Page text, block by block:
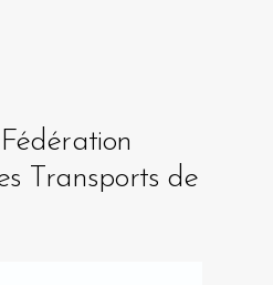
Transports de